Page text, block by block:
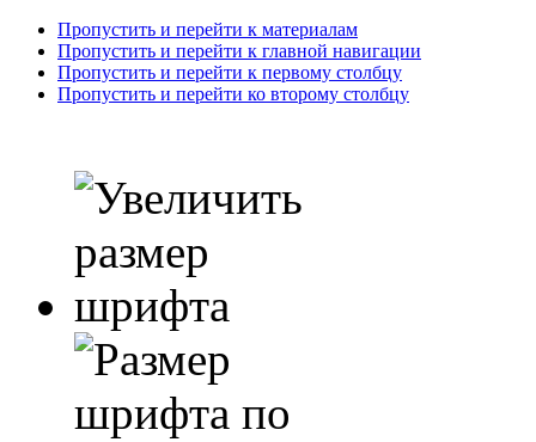
Пропустить и перейти к материалам
Пропустить и перейти к главной навигации
Пропустить и перейти к первому столбцу
Пропустить и перейти ко второму столбцу